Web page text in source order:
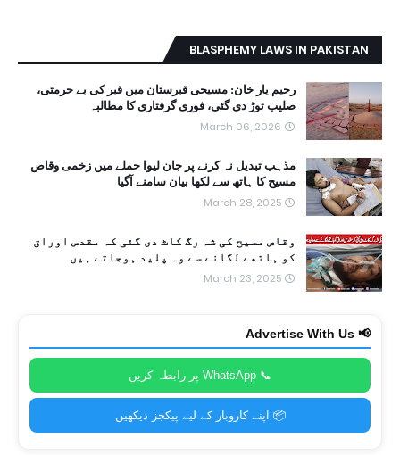
BLASPHEMY LAWS IN PAKISTAN
رحیم یار خان: مسیحی قبرستان میں قبر کی بے حرمتی،
صلیب توڑ دی گئی، فوری گرفتاری کا مطالبہ
March 06, 2026
مذہب تبدیل نہ کرنے پر جان لیوا حملے میں زخمی وقاص
مسیح کا ہاتھ سے لکھا بیان سامنے آگیا
March 28, 2025
وقاص مسیح کی شہ رگ کاٹ دی گئی کہ مقدس اوراق
کو ہاتھے لگانے سے وہ پلید ہوجاتے ہیں
March 23, 2025
📢 Advertise With Us
📞 WhatsApp پر رابطہ کریں
📦 اپنے کاروبار کے لیے پیکجز دیکھیں